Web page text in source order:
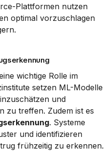
Plattformen nutzen
optimal vorzuschlagen
setzen ML-Modelle
und
zu treffen. Zudem ist es
. Systeme
und identifizieren
frühzeitig zu erkennen.